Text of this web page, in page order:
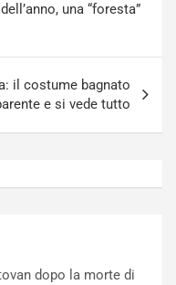
una “foresta”
il costume bagnato
e si vede tutto
dopo la morte di